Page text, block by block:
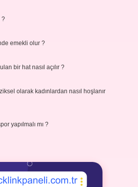
?
emekli olur ?
bir hat nasıl açılır ?
olarak kadınlardan nasıl hoşlanır
yapılmalı mı ?